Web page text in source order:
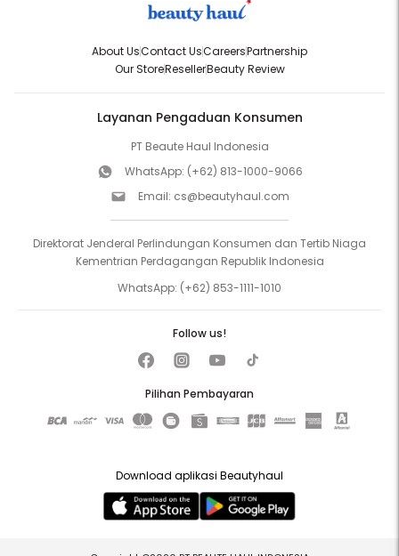
About UsContact UsCareersPartnership
Our StoreResellerBeauty Review
Layanan Pengaduan Konsumen
PT Beaute Haul Indonesia
WhatsApp: (+62) 813-1000-9066
Email: cs@beautyhaul.com
Direktorat Jenderal Perlindungan Konsumen dan Tertib Niaga
Kementrian Perdagangan Republik Indonesia
WhatsApp: (+62) 853-1111-1010
Pilihan Pembayaran
Follow us!
Download aplikasi Beautyhaul